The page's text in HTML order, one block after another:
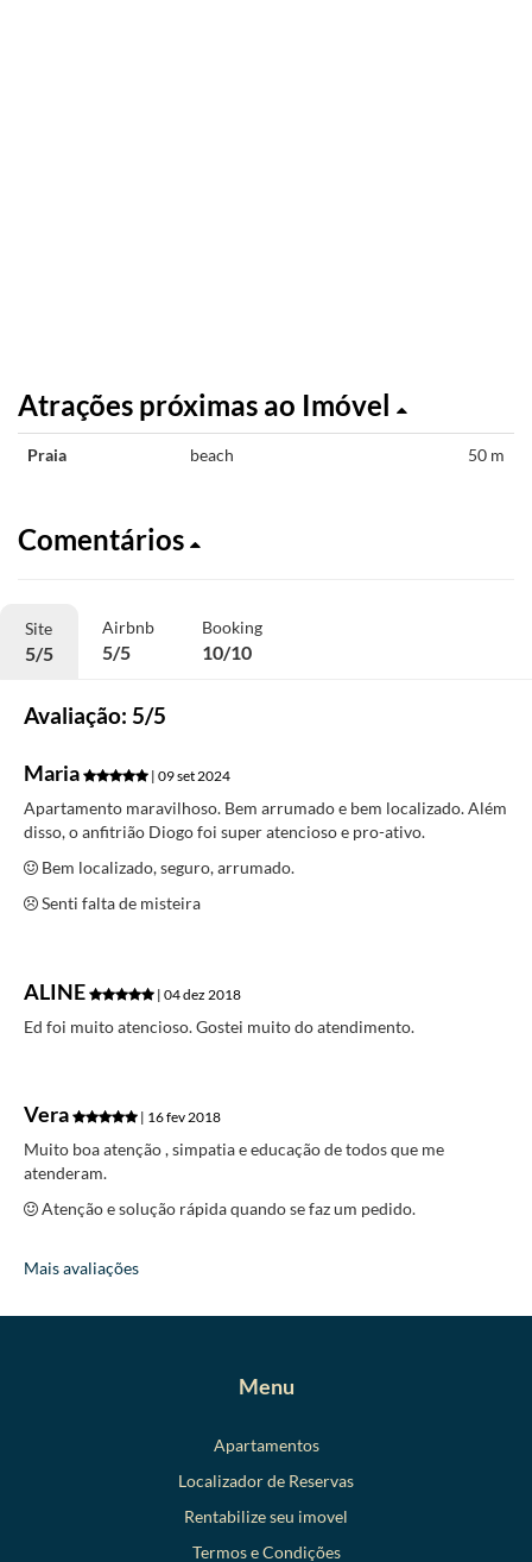
Atrações próximas ao Imóvel
Praia beach 50 m
Comentários
Site
5/5
Airbnb
5/5
Booking
10/10
Avaliação: 5/5
Maria | 09 set 2024
Apartamento maravilhoso. Bem arrumado e bem localizado. Além
disso, o anfitrião Diogo foi super atencioso e pro-ativo.
Bem localizado, seguro, arrumado.
Senti falta de misteira
ALINE | 04 dez 2018
Ed foi muito atencioso. Gostei muito do atendimento.
Vera | 16 fev 2018
Muito boa atenção , simpatia e educação de todos que me
atenderam.
Atenção e solução rápida quando se faz um pedido.
Mais avaliações
Menu
Apartamentos
Localizador de Reservas
Rentabilize seu imovel
Termos e Condições